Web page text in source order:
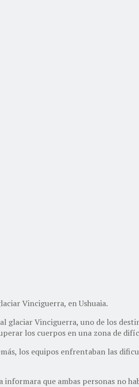
Vinciguerra, en Ushuaia.
glaciar Vinciguerra, uno de los
los cuerpos en una zona de
los equipos enfrentaban las
que ambas personas no